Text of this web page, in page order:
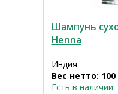
Шампунь
Henna
Индия
Вес нетто: 100
Есть в наличии